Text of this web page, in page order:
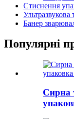
Стиснення
Ультразвукова
Банер
Популярні
Сирна